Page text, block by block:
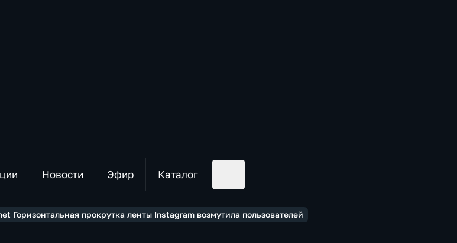
Новости Эфир Каталог
Горизонтальная прокрутка ленты Instagram возмутила пользователей